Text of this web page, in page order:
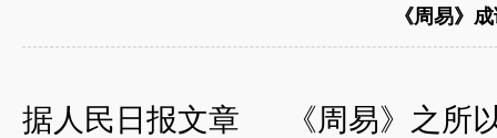
《周易》
据人民日报文章 《周易》之所